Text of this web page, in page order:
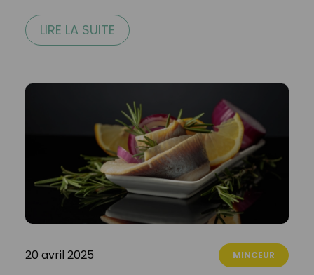
LIRE LA SUITE
20 avril 2025 MINCEUR